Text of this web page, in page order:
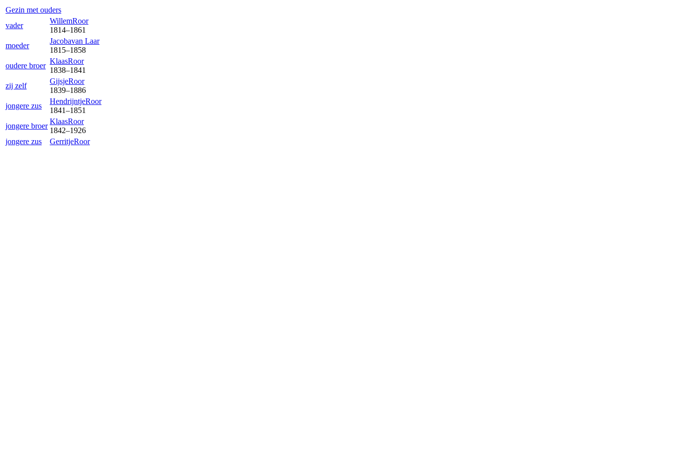
Gezin met ouders
vader
WillemRoor
1814–1861
moeder
Jacobavan Laar
1815–1858
oudere broer
KlaasRoor
1838–1841
zij zelf
GijsjeRoor
1839–1886
jongere zus
HendrijntjeRoor
1841–1851
jongere broer
KlaasRoor
1842–1926
jongere zus
GerritjeRoor